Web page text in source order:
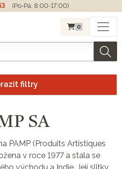
(Po-Pá, 8:00-17:00)
0
filtry
SA
PAMP (Produits Artistiques
v roce 1977 a stala se